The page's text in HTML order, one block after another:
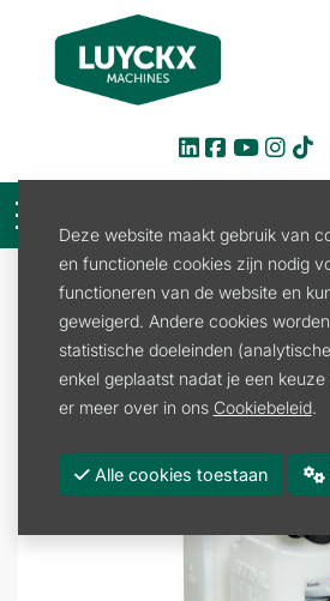
COMBI-JERRYCAN
Deze website maakt gebruik van
en functionele cookies zijn nodig
functioneren van de website en
geweigerd. Andere cookies
statistische doeleinden
enkel geplaatst nadat je een
er meer over in ons Cookiebeleid.
Alle cookies toestaan